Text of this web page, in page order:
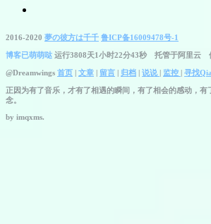
2016-2020 夢の彼方は千千 鲁ICP备16009478号-1
博客已萌萌哒 运行3808天1小时22分45秒 托管于阿里云
@Dreamwings 首页 | 文章 | 留言 | 归档 | 说说 | 监控 | 寻找
正因为有了音乐，才有了相遇的瞬间，有了相会的感动，有
念。
by imqxms.